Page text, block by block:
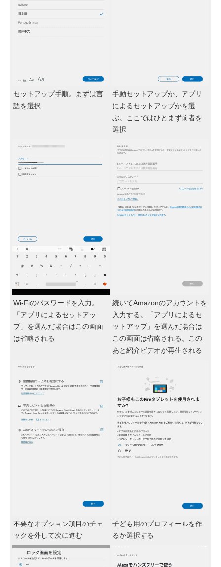
セットアップ手順。まずは言
語を選択
手動セットアップか、アプリ
によるセットアップかを選
ぶ。ここではひとまず前者を
選択
Wi-Fiのパスワードを入力。
「アプリによるセットアッ
プ」を選んだ場合はこの画面
は省略される
続いてAmazonのアカウントを
入力する。「アプリによるセ
ットアップ」を選んだ場合は
この画面は省略される。この
あと紹介ビデオが再生される
不要なオプション項目のチェ
ックを外して次に進む
子ども用のプロフィールを作
るか選択する